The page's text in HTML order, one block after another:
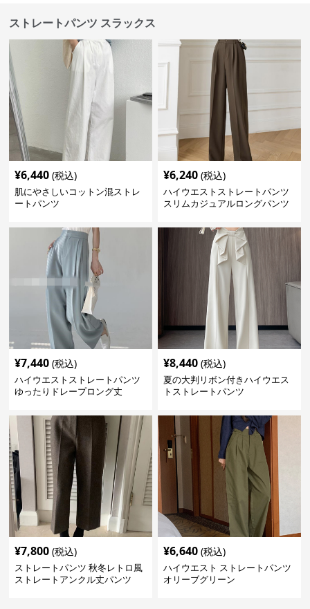
ストレートパンツ スラックス
¥6,440 (税込)
肌にやさしいコットン混ストレ
ートパンツ
¥6,240 (税込)
ハイウエストストレートパンツ
スリムカジュアルロングパンツ
¥7,440 (税込)
ハイウエストストレートパンツ
ゆったりドレープロング丈
¥8,440 (税込)
夏の大判リボン付きハイウエス
トストレートパンツ
¥7,800 (税込)
ストレートパンツ 秋冬レトロ風
ストレートアンクル丈パンツ
¥6,640 (税込)
ハイウエスト ストレートパンツ
オリーブグリーン